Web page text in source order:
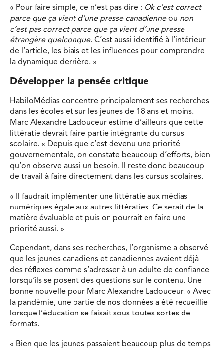
« Pour faire simple, ce n’est pas dire : Ok c’est correct
parce que ça vient d’une presse canadienneou non
c’est pas correct parce que ça vient d’une presse
étrangère quelconque. C’est aussi identifié à l’intérieur
de l’article, les biais et les influences pour comprendre
la dynamique derrière. »
Développer la pensée critique
HabiloMédias concentre principalement ses recherches
dans les écoles et sur les jeunes de 18 ans et moins.
Marc Alexandre Ladouceur estime d’ailleurs que cette
littératie devrait faire partie intégrante du cursus
scolaire. « Depuis que c’est devenu une priorité
gouvernementale, on constate beaucoup d’efforts, bien
qu’on observe aussi un besoin. Il reste donc beaucoup
de travail à faire directement dans les cursus scolaires.
« Il faudrait implémenter une littératie aux médias
numériques égale aux autres littératies. Ce serait de la
matière évaluable et puis on pourrait en faire une
priorité aussi. »
Cependant, dans ses recherches, l’organisme a observé
que les jeunes canadiens et canadiennes avaient déjà
des réflexes comme s’adresser à un adulte de confiance
lorsqu’ils se posent des questions sur le contenu. Une
bonne nouvelle pour Marc Alexandre Ladouceur. « Avec
la pandémie, une partie de nos données a été recueillie
lorsque l’éducation se faisait sous toutes sortes de
formats.
« Bien que les jeunes passaient beaucoup plus de temps